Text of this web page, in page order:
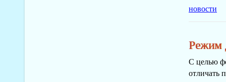
новости
Режим
С целью
отличать